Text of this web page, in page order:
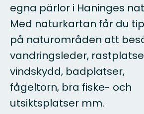
egna pärlor i Haninges
Med naturkartan får du
på naturområden att
vandringsleder,
vindskydd, badplatser,
fågeltorn, bra fiske- och
utsiktsplatser mm.